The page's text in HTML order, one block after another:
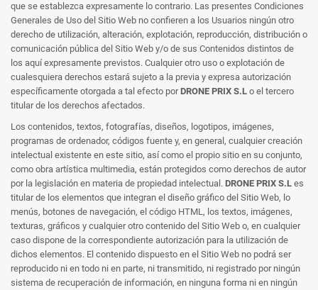
que se establezca expresamente lo contrario. Las presentes Condiciones
Generales de Uso del Sitio Web no confieren a los Usuarios ningún otro
derecho de utilización, alteración, explotación, reproducción, distribución o
comunicación pública del Sitio Web y/o de sus Contenidos distintos de
los aquí expresamente previstos. Cualquier otro uso o explotación de
cualesquiera derechos estará sujeto a la previa y expresa autorización
específicamente otorgada a tal efecto porDRONE PRIX S.L o el tercero
titular de los derechos afectados.
Los contenidos, textos, fotografías, diseños, logotipos, imágenes,
programas de ordenador, códigos fuente y, en general, cualquier creación
intelectual existente en este sitio, así como el propio sitio en su conjunto,
como obra artística multimedia, están protegidos como derechos de autor
por la legislación en materia de propiedad intelectual. DRONE PRIX S.L es
titular de los elementos que integran el diseño gráfico del Sitio Web, lo
menús, botones de navegación, el código HTML, los textos, imágenes,
texturas, gráficos y cualquier otro contenido del Sitio Web o, en cualquier
caso dispone de la correspondiente autorización para la utilización de
dichos elementos. El contenido dispuesto en el Sitio Web no podrá ser
reproducido ni en todo ni en parte, ni transmitido, ni registrado por ningún
sistema de recuperación de información, en ninguna forma ni en ningún